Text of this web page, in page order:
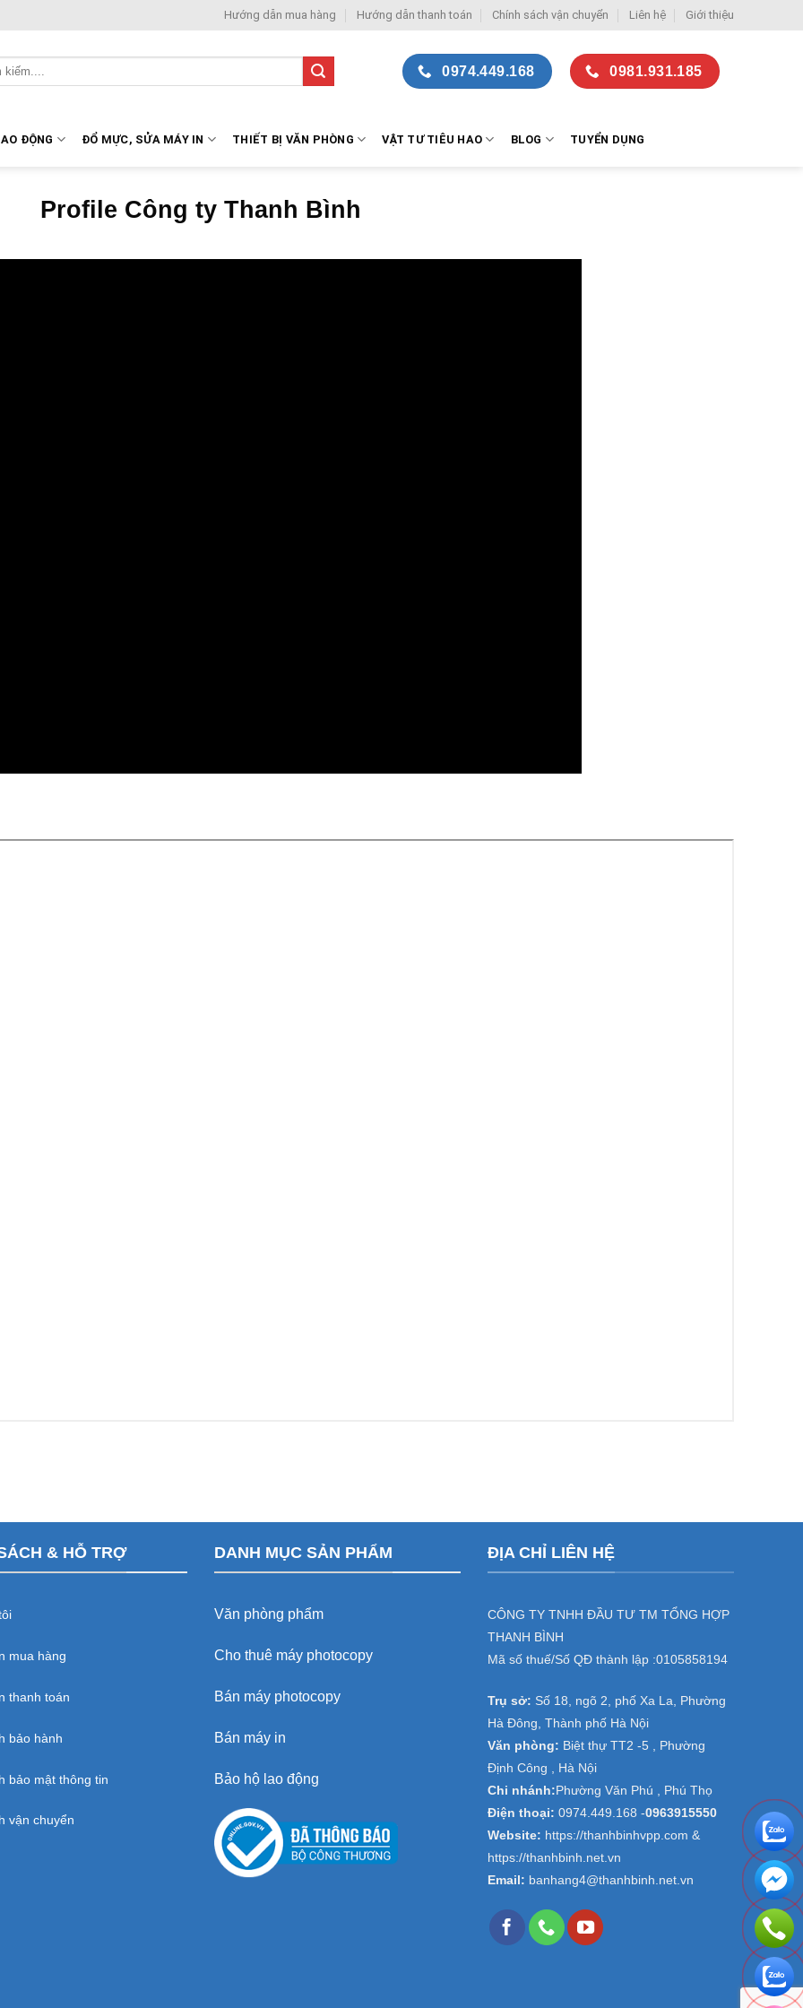
Hướng dẫn mua hàng Hướng dẫn thanh toán Chính sách vận chuyển Liên hệ Giới thiệu
0974.449.168 0981.931.185
ĐỘNG ĐỔ MỰC, SỬA MÁY IN THIẾT BỊ VĂN PHÒNG VẬT TƯ TIÊU HAO BLOG TUYỂN DỤNG
Profile Công ty Thanh Bình
& HỖ TRỢ
mua hàng
thanh toán
bảo hành
bảo mật thông tin
vận chuyển
DANH MỤC SẢN PHẨM
Văn phòng phẩm
Cho thuê máy photocopy
Bán máy photocopy
Bán máy in
Bảo hộ lao động
ĐỊA CHỈ LIÊN HỆ
CÔNG TY TNHH ĐẦU TƯ TM TỔNG HỢP
THANH BÌNH
Mã số thuế/Số QĐ thành lập :0105858194
Trụ sở: Số 18, ngõ 2, phố Xa La, Phường
Hà Đông, Thành phố Hà Nội
Văn phòng: Biệt thự TT2 -5 , Phường
Định Công , Hà Nội
Chi nhánh: Phường Văn Phú , Phú Thọ
Điện thoại: 0974.449.168 -0963915550
Website: https://thanhbinhvpp.com &
https://thanhbinh.net.vn
Email: banhang4@thanhbinh.net.vn